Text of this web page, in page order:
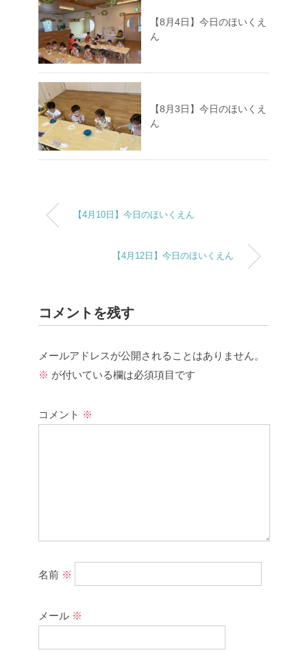
【8月4日】今日のほいくえ
ん
【8月3日】今日のほいくえ
ん
【4月10日】今日のほいくえん
【4月12日】今日のほいくえん
コメントを残す
メールアドレスが公開されることはありません。
※ が付いている欄は必須項目です
コメント ※
名前 ※
メール ※